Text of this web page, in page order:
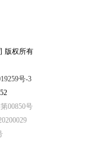
版权所有
号-3
00850号